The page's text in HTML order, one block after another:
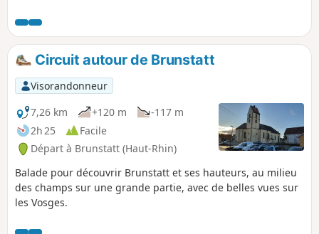
sûr aucun mal à le reconnaître. Mais
parmi les deux qui sont encore debout,
l'un d'eux est un imposteur, saurez-vous
le démasquer ?
Circuit autour de Brunstatt
Visorandonneur
7,26 km
+120 m
-117 m
2h 25
Facile
Départ à Brunstatt (Haut-Rhin)
Balade pour découvrir Brunstatt et ses hauteurs, au milieu
des champs sur une grande partie, avec de belles vues sur
les Vosges.